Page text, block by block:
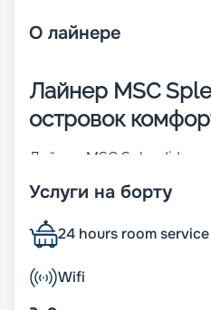
О лайнере
Лайнер MSC
островок
Лайнер MSC Splendida –
2009-м и модернизирован
комфорта и изысканного
параметры:
• ширина – 38 м;
• длина – 333 м;
Услуги на борту
24 hours room service
Wifi